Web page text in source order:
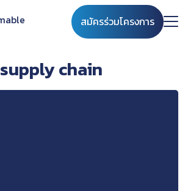
สมัครร่วมโครงการ
supply chain